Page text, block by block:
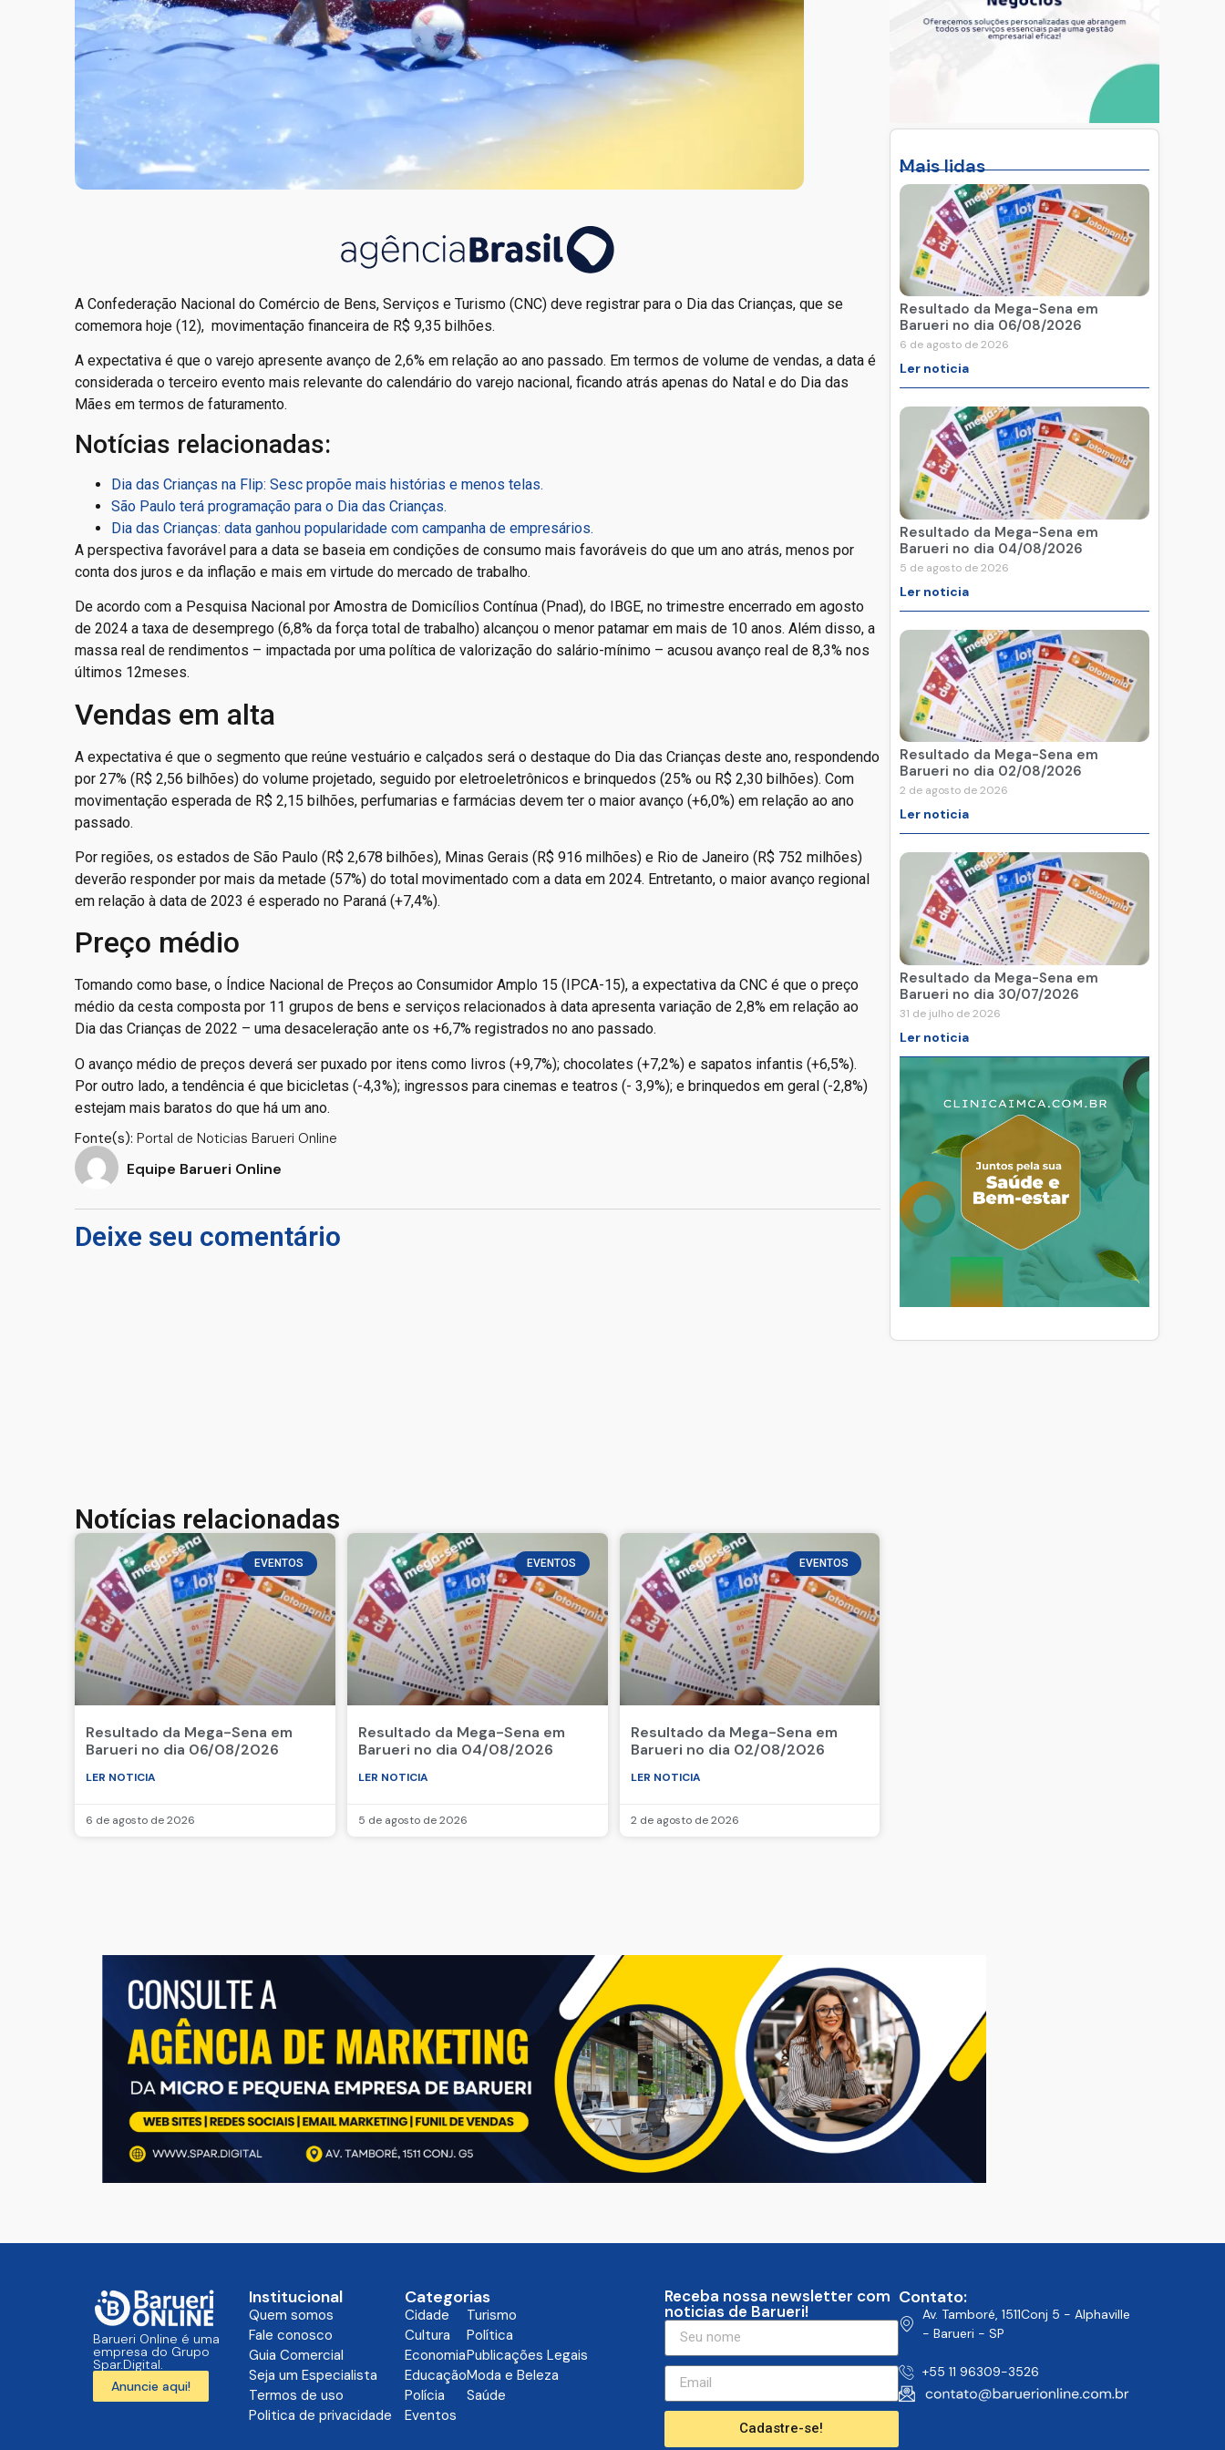
A Confederação Nacional do Comércio de Bens, Serviços e Turismo (CNC) deve registrar para o Dia das Crianças, que se
comemora hoje (12), movimentação financeira de R$ 9,35 bilhões.
A expectativa é que o varejo apresente avanço de 2,6% em relação ao ano passado. Em termos de volume de vendas, a data é
considerada o terceiro evento mais relevante do calendário do varejo nacional, ficando atrás apenas do Natal e do Dia das
Mães em termos de faturamento.
Notícias relacionadas:
Dia das Crianças na Flip: Sesc propõe mais histórias e menos telas.
São Paulo terá programação para o Dia das Crianças.
Dia das Crianças: data ganhou popularidade com campanha de empresários.
A perspectiva favorável para a data se baseia em condições de consumo mais favoráveis do que um ano atrás, menos por
conta dos juros e da inflação e mais em virtude do mercado de trabalho.
De acordo com a Pesquisa Nacional por Amostra de Domicílios Contínua (Pnad), do IBGE, no trimestre encerrado em agosto
de 2024 a taxa de desemprego (6,8% da força total de trabalho) alcançou o menor patamar em mais de 10 anos. Além disso, a
massa real de rendimentos – impactada por uma política de valorização do salário-mínimo – acusou avanço real de 8,3% nos
últimos 12meses.
Vendas em alta
A expectativa é que o segmento que reúne vestuário e calçados será o destaque do Dia das Crianças deste ano, respondendo
por 27% (R$ 2,56 bilhões) do volume projetado, seguido por eletroeletrônicos e brinquedos (25% ou R$ 2,30 bilhões). Com
movimentação esperada de R$ 2,15 bilhões, perfumarias e farmácias devem ter o maior avanço (+6,0%) em relação ao ano
passado.
Por regiões, os estados de São Paulo (R$ 2,678 bilhões), Minas Gerais (R$ 916 milhões) e Rio de Janeiro (R$ 752 milhões)
deverão responder por mais da metade (57%) do total movimentado com a data em 2024. Entretanto, o maior avanço regional
em relação à data de 2023 é esperado no Paraná (+7,4%).
Preço médio
Tomando como base, o Índice Nacional de Preços ao Consumidor Amplo 15 (IPCA-15), a expectativa da CNC é que o preço
médio da cesta composta por 11 grupos de bens e serviços relacionados à data apresenta variação de 2,8% em relação ao
Dia das Crianças de 2022 – uma desaceleração ante os +6,7% registrados no ano passado.
O avanço médio de preços deverá ser puxado por itens como livros (+9,7%); chocolates (+7,2%) e sapatos infantis (+6,5%).
Por outro lado, a tendência é que bicicletas (-4,3%); ingressos para cinemas e teatros (- 3,9%); e brinquedos em geral (-2,8%)
estejam mais baratos do que há um ano.
Fonte(s): Portal de Noticias Barueri Online
Equipe Barueri Online
Deixe seu comentário
Notícias relacionadas
EVENTOS
Resultado da Mega-Sena em
Barueri no dia 06/08/2026
LER NOTICIA
6 de agosto de 2026
EVENTOS
Resultado da Mega-Sena em
Barueri no dia 04/08/2026
LER NOTICIA
5 de agosto de 2026
EVENTOS
Resultado da Mega-Sena em
Barueri no dia 02/08/2026
LER NOTICIA
2 de agosto de 2026
Mais lidas
Resultado da Mega-Sena em
Barueri no dia 06/08/2026
6 de agosto de 2026
Ler noticia
Resultado da Mega-Sena em
Barueri no dia 04/08/2026
5 de agosto de 2026
Ler noticia
Resultado da Mega-Sena em
Barueri no dia 02/08/2026
2 de agosto de 2026
Ler noticia
Resultado da Mega-Sena em
Barueri no dia 30/07/2026
31 de julho de 2026
Ler noticia
Barueri Online é uma
empresa do Grupo
Spar.Digital.
Anuncie aqui!
Institucional
Quem somos
Fale conosco
Guia Comercial
Seja um Especialista
Termos de uso
Politica de privacidade
Categorias
Cidade
Cultura
Economia
Educação
Polícia
Eventos
Turismo
Política
Publicações Legais
Moda e Beleza
Saúde
Receba nossa newsletter com
noticias de Barueri!
Cadastre-se!
Contato:
Av. Tamboré, 1511Conj 5 - Alphaville
- Barueri - SP
+55 11 96309-3526